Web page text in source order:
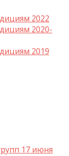
2022
2020-
2019
17 июня